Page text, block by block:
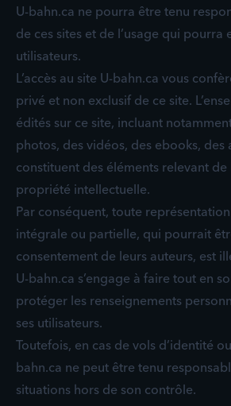
U-bahn.ca ne pourra être tenu
de ces sites et de l’usage qui pourra
utilisateurs.
L’accès au site U-bahn.ca vous
privé et non exclusif de ce site.
édités sur ce site, incluant
photos, des vidéos, des ebooks,
constituent des éléments relevant de
propriété intellectuelle.
Par conséquent, toute
intégrale ou partielle, qui pourrait
consentement de leurs auteurs, est
U-bahn.ca s’engage à faire tout en
protéger les renseignements
ses utilisateurs.
Toutefois, en cas de vols d’identité
bahn.ca ne peut être tenu
situations hors de son contrôle.